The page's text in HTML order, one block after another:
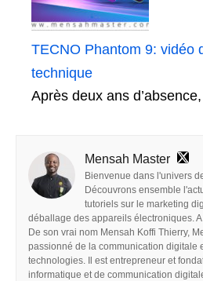
TECNO Phantom 9: vidéo
technique
Après deux ans
Mensah Master
Bienvenue dans l'univers
Découvrons ensemble
tutoriels sur le marketing
déballage des appareils électroniques.
De son vrai nom Mensah Koffi Thierry,
passionné de la communication digitale
technologies. Il est entrepreneur et
informatique et de communication